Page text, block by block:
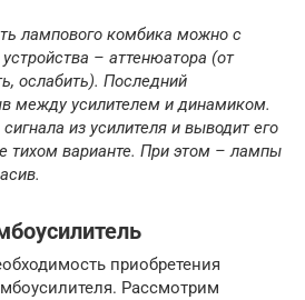
лампового комбика можно с
– аттенюатора (от
ослабить). Последний
между усилителем и динамиком.
из усилителя и выводит его
тихом варианте. При этом – лампы
приобретения
Рассмотрим